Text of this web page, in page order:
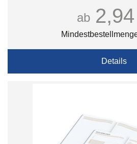
ab
Details